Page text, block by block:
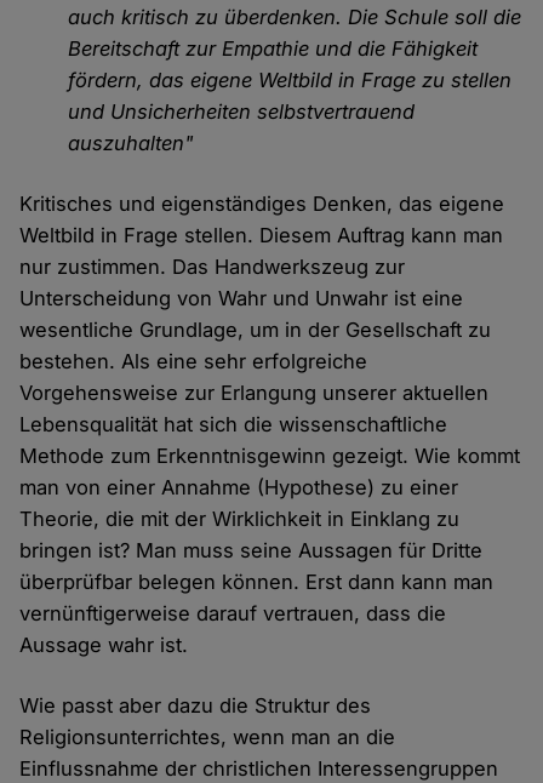
auch kritisch zu überdenken. Die Schule soll die
Bereitschaft zur Empathie und die Fähigkeit
fördern, das eigene Weltbild in Frage zu stellen
und Unsicherheiten selbstvertrauend
auszuhalten"
Kritisches und eigenständiges Denken, das eigene
Weltbild in Frage stellen. Diesem Auftrag kann man
nur zustimmen. Das Handwerkszeug zur
Unterscheidung von Wahr und Unwahr ist eine
wesentliche Grundlage, um in der Gesellschaft zu
bestehen. Als eine sehr erfolgreiche
Vorgehensweise zur Erlangung unserer aktuellen
Lebensqualität hat sich die wissenschaftliche
Methode zum Erkenntnisgewinn gezeigt. Wie kommt
man von einer Annahme (Hypothese) zu einer
Theorie, die mit der Wirklichkeit in Einklang zu
bringen ist? Man muss seine Aussagen für Dritte
überprüfbar belegen können. Erst dann kann man
vernünftigerweise darauf vertrauen, dass die
Aussage wahr ist.
Wie passt aber dazu die Struktur des
Religionsunterrichtes, wenn man an die
Einflussnahme der christlichen Interessengruppen